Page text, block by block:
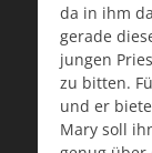
da in ihm
gerade
jungen
zu bitten.
und er
Mary soll